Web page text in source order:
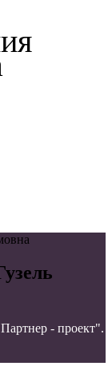
- проект".